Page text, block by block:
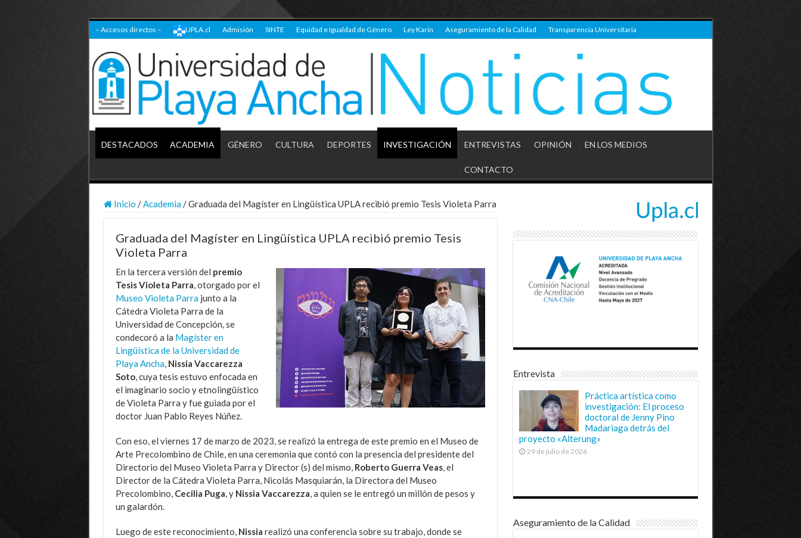
– Accesos directos – UPLA.cl Admisión SINTE Equidad e Igualdad de Género Ley Karin Aseguramiento de la Calidad Transparencia Universitaria
DESTACADOS ACADEMIA GÉNERO CULTURA DEPORTES INVESTIGACIÓN ENTREVISTAS OPINIÓN EN LOS MEDIOS
CONTACTO
Inicio / Academia /Graduada del Magíster en Lingüística UPLA recibió premio Tesis Violeta Parra
Graduada del Magíster en Lingüística UPLA recibió premio Tesis
Violeta Parra
En la tercera versión del premio
Tesis Violeta Parra , otorgado por el
Museo Violeta Parrajunto a la
Cátedra Violeta Parra de la
Universidad de Concepción, se
condecoró a la Magíster en
Lingüística de la Universidad de
Playa Ancha, Nissia Vaccarezza
Soto, cuya tesis estuvo enfocada en
el imaginario socio y etnolingüístico
de Violeta Parra y fue guiada por el
doctor Juan Pablo Reyes Núñez.
Con eso, el viernes 17 de marzo de 2023, se realizó la entrega de este premio en el Museo de
Arte Precolombino de Chile, en una ceremonia que contó con la presencia del presidente del
Directorio del Museo Violeta Parra y Director (s) del mismo, Roberto Guerra Veas, el
Director de la Cátedra Violeta Parra, Nicolás Masquiarán, la Directora del Museo
Precolombino, Cecilia Puga , y Nissia Vaccarezza , a quien se le entregó un millón de pesos y
un galardón.
Luego de este reconocimiento, Nissia realizó una conferencia sobre su trabajo, donde se
Entrevista
Práctica artística como
investigación: El proceso
doctoral de Jenny Pino
Madariaga detrás del
proyecto «Alterung»
29 de julio de 2026
Aseguramiento de la Calidad